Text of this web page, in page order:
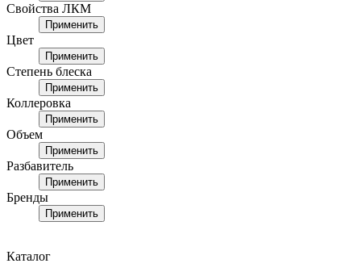
Свойства ЛКМ
Применить
Цвет
Применить
Степень блеска
Применить
Коллеровка
Применить
Объем
Применить
Разбавитель
Применить
Бренды
Применить
Каталог